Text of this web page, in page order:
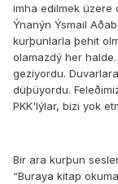
imha edilmek üzere
Ýnanýn Ýsmail
kurþunlarla þehit
olamazdý her
geziyordu.
düþüyordu.
PKK'lýlar, bizi yok
Bir ara kurþun
“Buraya kitap